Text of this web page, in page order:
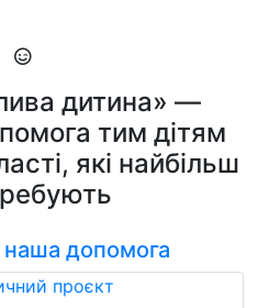
дитина» —
тим дітям
які найбільш
наша допомога